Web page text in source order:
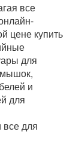
все
цене купить
для
и
для
все для